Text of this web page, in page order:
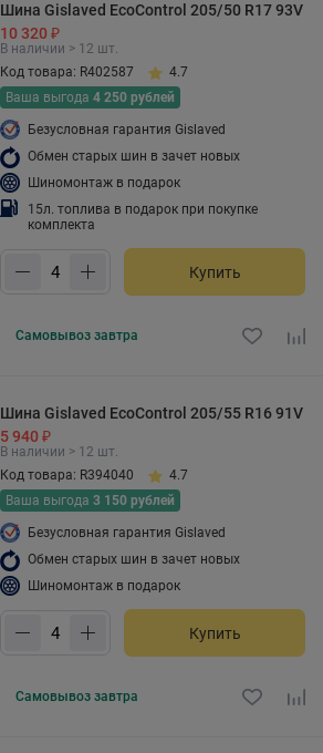
Шина Gislaved EcoControl 205/50 R17 93V
10 320 ₽
В наличии > 12 шт.
Код товара: R402587
4.7
Ваша выгода 4 250 рублей
Безусловная гарантия Gislaved
Обмен старых шин в зачет новых
Шиномонтаж в подарок
15л. топлива в подарок при покупке
комплекта
Купить
Самовывоз завтра
Шина Gislaved EcoControl 205/55 R16 91V
5 940 ₽
В наличии > 12 шт.
Код товара: R394040
4.7
Ваша выгода 3 150 рублей
Безусловная гарантия Gislaved
Обмен старых шин в зачет новых
Шиномонтаж в подарок
Купить
Самовывоз завтра